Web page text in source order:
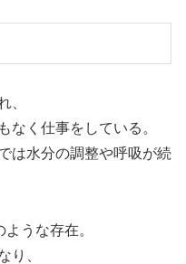
、
なく仕事をしている。
は水分の調整や呼吸が続
うな存在。
り、